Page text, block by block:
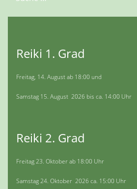
Reiki 1. Grad
Freitag, 14. August ab 18:00 und
Samstag 15. August 2026 bis ca. 14:00 Uhr
Reiki 2. Grad
Freitag 23. Oktober ab 18:00 Uhr
Samstag 24. Oktober 2026 ca. 15:00 Uhr